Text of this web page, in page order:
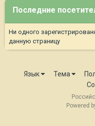
Последние
Ни одного
данную страницу
Язык Тема
Powered